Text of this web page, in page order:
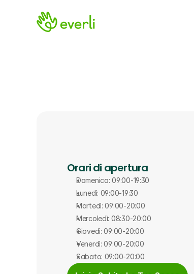
Orari di apertura
Domenica: 09:00-19:30
Lunedì: 09:00-19:30
Martedì: 09:00-20:00
Mercoledì: 08:30-20:00
Giovedì: 09:00-20:00
Venerdì: 09:00-20:00
Sabato: 09:00-20:00